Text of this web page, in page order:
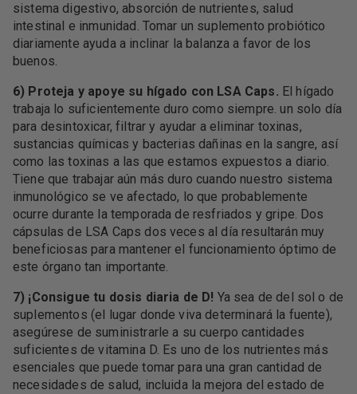
sistema digestivo, absorción de nutrientes, salud
intestinal e inmunidad. Tomar un suplemento probiótico
diariamente ayuda a inclinar la balanza a favor de los
buenos.
6) Proteja y apoye su hígado con LSA Caps. El hígado
trabaja lo suficientemente duro como siempre. un solo día
para desintoxicar, filtrar y ayudar a eliminar toxinas,
sustancias químicas y bacterias dañinas en la sangre, así
como las toxinas a las que estamos expuestos a diario.
Tiene que trabajar aún más duro cuando nuestro sistema
inmunológico se ve afectado, lo que probablemente
ocurre durante la temporada de resfriados y gripe. Dos
cápsulas de LSA Caps dos veces al día resultarán muy
beneficiosas para mantener el funcionamiento óptimo de
este órgano tan importante.
7) ¡Consigue tu dosis diaria de D! Ya sea de del sol o de
suplementos (el lugar donde viva determinará la fuente),
asegúrese de suministrarle a su cuerpo cantidades
suficientes de vitamina D. Es uno de los nutrientes más
esenciales que puede tomar para una gran cantidad de
necesidades de salud, incluida la mejora del estado de